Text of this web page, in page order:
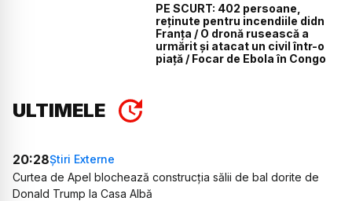
PE SCURT: 402 persoane,
reținute pentru incendiile didn
Franța / O dronă rusească a
urmărit și atacat un civil într-o
piață / Focar de Ebola în Congo
ULTIMELE
20:28Știri Externe
Curtea de Apel blochează construcția sălii de bal dorite de
Donald Trump la Casa Albă